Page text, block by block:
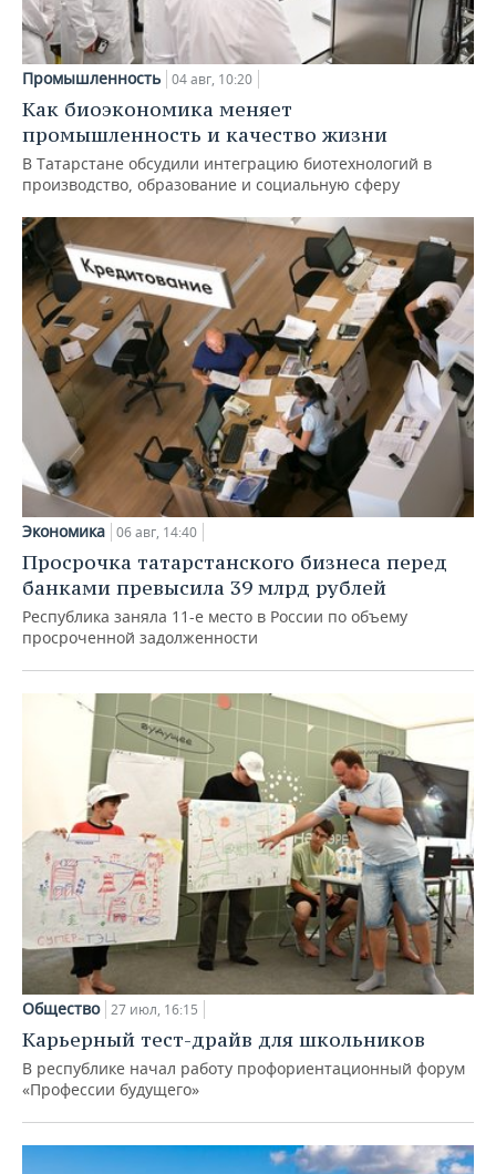
Промышленность 04 авг, 10:20
Как биоэкономика меняет
промышленность и качество жизни
В Татарстане обсудили интеграцию биотехнологий в
производство, образование и социальную сферу
Экономика 06 авг, 14:40
Просрочка татарстанского бизнеса перед
банками превысила 39 млрд рублей
Республика заняла 11-е место в России по объему
просроченной задолженности
Общество 27 июл, 16:15
Карьерный тест-драйв для школьников
В республике начал работу профориентационный форум
«Профессии будущего»